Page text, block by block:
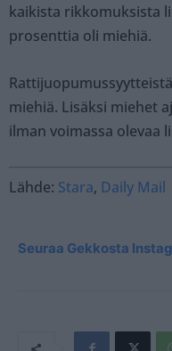
kaikista rikkomuksista
prosenttia oli miehiä.
miehiä. Lisäksi miehet
ilman voimassa olevaa
Lähde: Stara, Daily Mail
Seuraa Gekkosta